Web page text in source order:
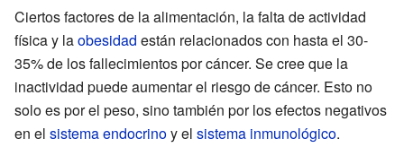
Ciertos factores de la alimentación, la falta de actividad
física y laobesidad están relacionados con hasta el 30-
35% de los fallecimientos por cáncer. Se cree que la
inactividad puede aumentar el riesgo de cáncer. Esto no
solo es por el peso, sino también por los efectos negativos
en el sistema endocrinoy el sistema inmunológico.